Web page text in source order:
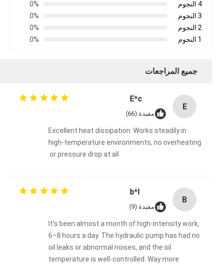
4 النجوم
0%
3 النجوم
0%
2 النجوم
0%
1 النجوم
0%
جميع المراجعات
E
E*c
مفيدة (66)
Excellent heat dissipation. Works steadily in
high-temperature environments, no overheating
or pressure drop at all.
B
b*l
مفيدة (9)
It’s been almost a month of high-intensity work,
6–8 hours a day. The hydraulic pump has had no
oil leaks or abnormal noises, and the oil
temperature is well-controlled. Way more